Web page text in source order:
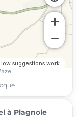
à Plagnole